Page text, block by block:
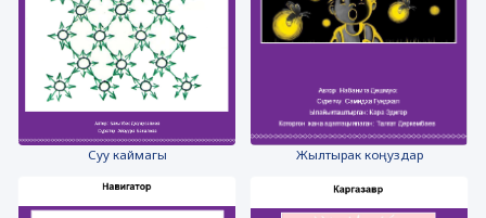
Суу каймагы Жылтырак коңуздар